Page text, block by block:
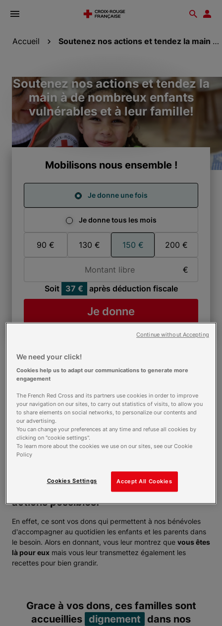
Ouvrir
Accueil Soutenez nos actions et tendez la main à de...
Soutenez nos actions et tendez la
main à de nombreux enfants
vulnérables et à leur famille!
Mobilisons nous ensemble !
Je donne une fois
Je donne tous les mois
90 € 130 € 150 €
200 €
€
Soit
37 € après déduction fiscale
Je donne
C’est votre générosité qui rend nos
actions possibles!
En effet, ce sont vos dons qui permettent à nos bénévoles
d'accompagner au quotidien les enfants et les parents dans
le besoin. Alors en donnant, vous leur montrez que vous êtes
là pour eux mais vous leur transmettez également les
recettes pour bien grandir.
Grace à vos dons, ces familles sont
accueillies dignement
dans nos
We need your click!
Cookies help us to adapt our communications to generate more
engagement
The French Red Cross and its partners use cookies in order to improve
your navigation on our sites, to carry out statistics of visits, to allow you
to share elements on social networks, to personalize our contents and
our advertising.
You can change your preferences at any time and refuse all cookies by
clicking on "cookie settings".
To learn more about the cookies we use on our sites, see our Cookie
Policy
Accept All Cookies
Cookies Settings
Continue without Accepting